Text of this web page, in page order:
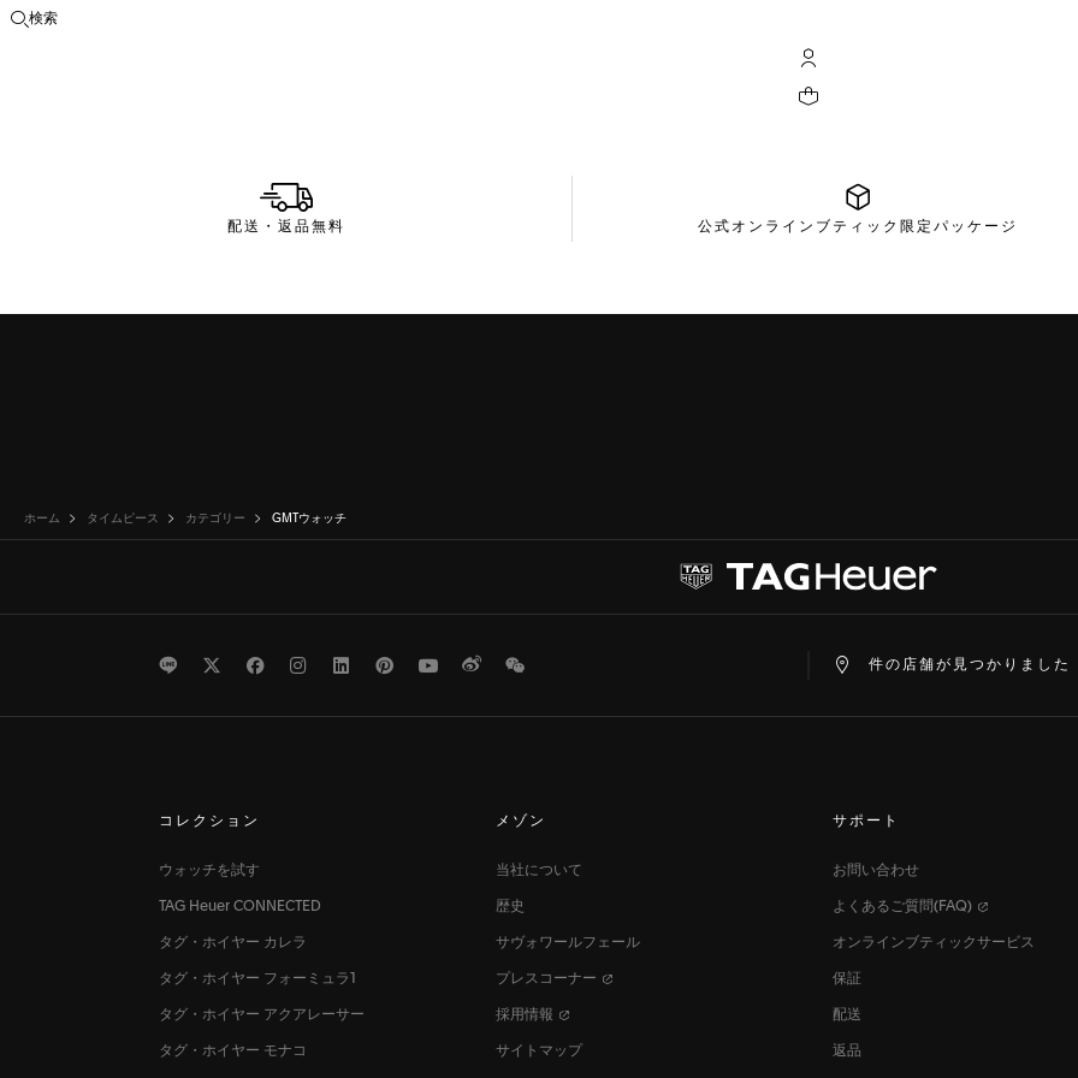
検索画面を開く
検索
マイ タグ・ホイヤー アカウント
ショッピングバッグに0個の商品が入って
配送・返品無料 公式オンラインブティック限定パッケージ
ホーム タイムピース カテゴリー GMTウォッチ
LINE TwitterFacebookInstagramLinkedInPinterest
Youtube
WeiboWeChat 件の店舗が見つかりました
コレクション
ウォッチを試す
TAG Heuer CONNECTED
タグ・ホイヤー カレラ
タグ・ホイヤー フォーミュラ1
タグ・ホイヤー アクアレーサー
タグ・ホイヤー モナコ
メゾン
当社について
歴史
サヴォワールフェール
プレスコーナー
採用情報
サイトマップ
サポート
お問い合わせ
よくあるご質問(FAQ)
オンラインブティックサービス
保証
配送
返品